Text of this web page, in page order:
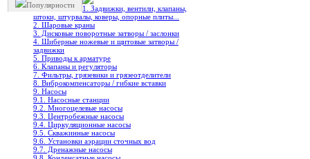
Популярности
1. Задвижки, вентили, клапаны,
штоки, штурвалы, коверы, опорные плиты...
2. Шаровые краны
3. Дисковые поворотные затворы / заслонки
4. Шиберные ножевые и щитовые затворы /
задвижки
5. Приводы к арматуре
6. Клапаны и регуляторы
7. Фильтры, грязевики и грязеотделители
8. Виброкомпенсаторы / гибкие вставки
9. Насосы
9.1. Насосные станции
9.2. Многоцелевые насосы
9.3. Центробежные насосы
9.4. Циркуляционные насосы
9.5. Скважинные насосы
9.6. Установки аэрации сточных вод
9.7. Дренажные насосы